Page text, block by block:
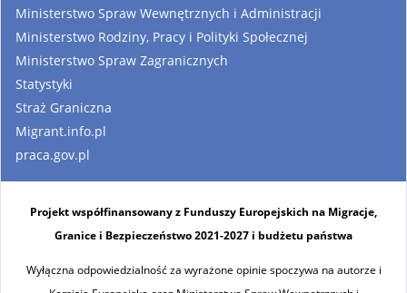
Ministerstwo Spraw Wewnętrznych i Administracji
Ministerstwo Rodziny, Pracy i Polityki Społecznej
Ministerstwo Spraw Zagranicznych
Statystyki
Straż Graniczna
Migrant.info.pl
praca.gov.pl
Projekt współfinansowany z Funduszy Europejskich na Migracje,
Granice i Bezpieczeństwo 2021-2027 i budżetu państwa
Wyłączna odpowiedzialność za wyrażone opinie spoczywa na autorze i